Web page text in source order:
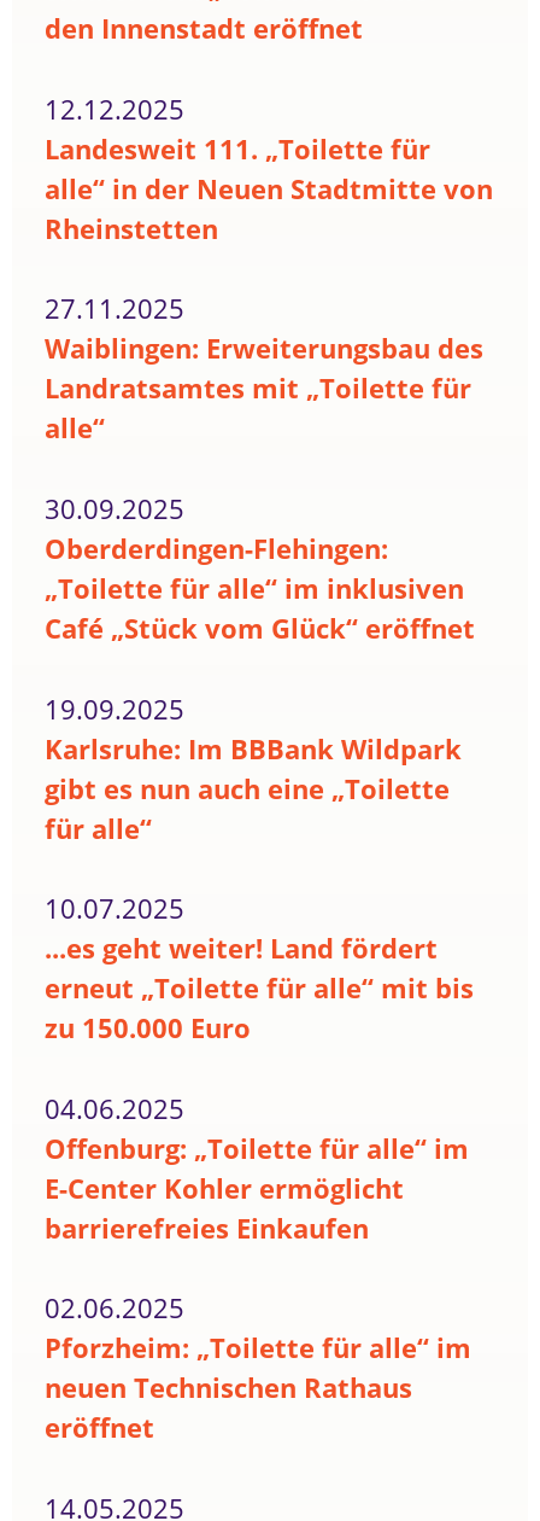
den Innenstadt eröffnet
12.12.2025
Landesweit 111. „Toilette für
alle“ in der Neuen Stadtmitte von
Rheinstetten
27.11.2025
Waiblingen: Erweiterungsbau des
Landratsamtes mit „Toilette für
alle“
30.09.2025
Oberderdingen-Flehingen:
„Toilette für alle“ im inklusiven
Café „Stück vom Glück“ eröffnet
19.09.2025
Karlsruhe: Im BBBank Wildpark
gibt es nun auch eine „Toilette
für alle“
10.07.2025
...es geht weiter! Land fördert
erneut „Toilette für alle“ mit bis
zu 150.000 Euro
04.06.2025
Offenburg: „Toilette für alle“ im
E-Center Kohler ermöglicht
barrierefreies Einkaufen
02.06.2025
Pforzheim: „Toilette für alle“ im
neuen Technischen Rathaus
eröffnet
14.05.2025